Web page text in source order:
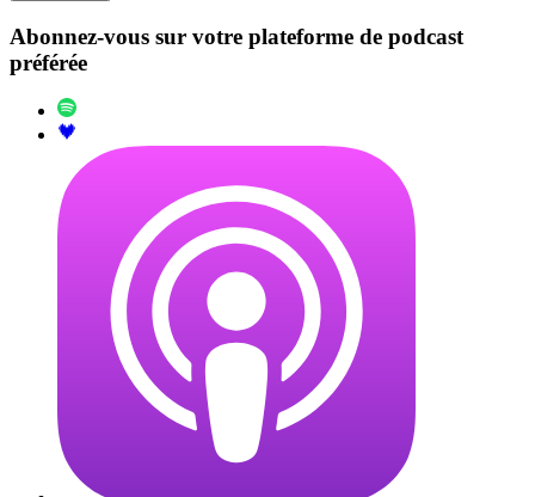
Abonnez-vous sur votre plateforme de podcast
préférée